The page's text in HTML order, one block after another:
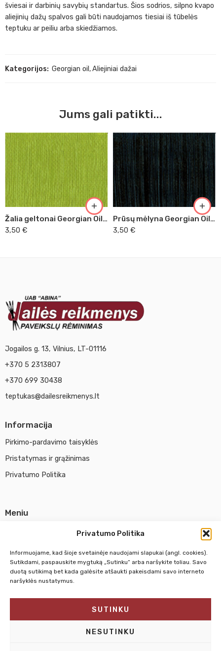
Privatumo Politika
Informuojame, kad šioje svetainėje naudojami slapukai (angl. cookies).
Sutikdami, paspauskite mygtuką „Sutinku“ arba naršykite toliau. Savo
duotą sutikimą bet kada galėsite atšaukti pakeisdami savo interneto
naršyklės nustatymus.
SUTINKU
NESUTINKU
šviesai ir darbinių savybių standartus. Šios sodrios, silpno kvapo
aliejinių dažų spalvos gali būti naudojamos tiesiai iš tūbelės
teptuku ar peiliu arba skiedžiamos.
Kategorijos: Georgian oil,Aliejiniai dažai
Jums gali patikti...
Žalia geltonai Georgian Oil, 38ml (388)
3,50 €
Prūsų mėlyna Georgian Oil, 38ml (135)
3,50 €
Jogailos g. 13, Vilnius, LT-01116
+370 5 2313807
+370 699 30438
teptukas@dailesreikmenys.lt
Informacija
Pirkimo-pardavimo taisyklės
Pristatymas ir grąžinimas
Privatumo Politika
Meniu
Susisiekti su mumis